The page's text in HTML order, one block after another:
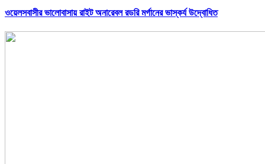
ওয়েলসবাসীর ভালোবাসায় রাইট অনারেবল রডরি মর্গানের ভাস্কর্য উদ্বোধিত